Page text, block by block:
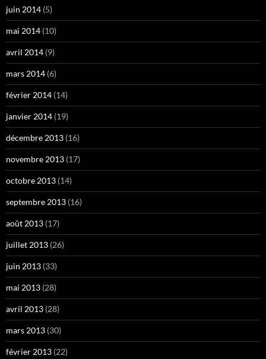
juin 2014 (5)
mai 2014 (10)
avril 2014 (9)
mars 2014 (6)
février 2014 (14)
janvier 2014 (19)
décembre 2013 (16)
novembre 2013 (17)
octobre 2013 (14)
septembre 2013 (16)
août 2013 (17)
juillet 2013 (26)
juin 2013 (33)
mai 2013 (28)
avril 2013 (28)
mars 2013 (30)
février 2013 (22)